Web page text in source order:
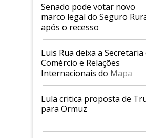
Senado pode votar novo
marco legal do Seguro
após o recesso
Luis Rua deixa a Secretaria
Comércio e Relações
Internacionais do Mapa
Lula critica proposta de
para Ormuz